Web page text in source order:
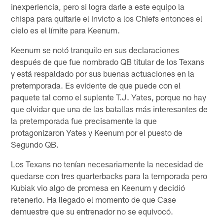
inexperiencia, pero si logra darle a este equipo la
chispa para quitarle el invicto a los Chiefs entonces el
cielo es el límite para Keenum.
Keenum se notó tranquilo en sus declaraciones
después de que fue nombrado QB titular de los Texans
y está respaldado por sus buenas actuaciones en la
pretemporada. Es evidente de que puede con el
paquete tal como el suplente T.J. Yates, porque no hay
que olvidar que una de las batallas más interesantes de
la pretemporada fue precisamente la que
protagonizaron Yates y Keenum por el puesto de
Segundo QB.
Los Texans no tenían necesariamente la necesidad de
quedarse con tres quarterbacks para la temporada pero
Kubiak vio algo de promesa en Keenum y decidió
retenerlo. Ha llegado el momento de que Case
demuestre que su entrenador no se equivocó.